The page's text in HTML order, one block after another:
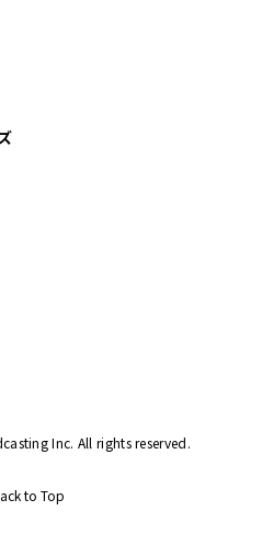
Inc. All rights reserved.
to Top